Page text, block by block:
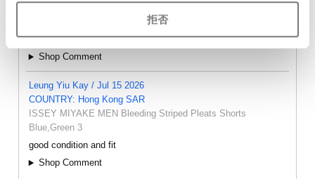
拒否
away! 'PLAYFUL-DC store' is like a paradise for japanese
fashion lovers. thank you very much♡
Shop Comment
Leung Yiu Kay / Jul 15 2026
COUNTRY: Hong Kong SAR
ISSEY MIYAKE MEN Bleeding Striped Pleats Shorts
Blue,Green 3
good condition and fit
Shop Comment